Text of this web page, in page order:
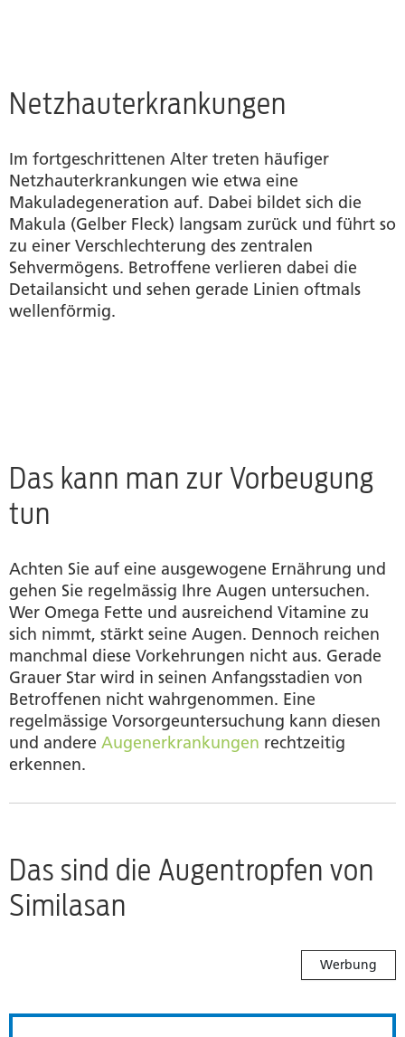
Netzhauterkrankungen
Im fortgeschrittenen Alter treten häufiger
Netzhauterkrankungen wie etwa eine
Makuladegeneration auf. Dabei bildet sich die
Makula (Gelber Fleck) langsam zurück und führt so
zu einer Verschlechterung des zentralen
Sehvermögens. Betroffene verlieren dabei die
Detailansicht und sehen gerade Linien oftmals
wellenförmig.
Das kann man zur Vorbeugung
tun
Achten Sie auf eine ausgewogene Ernährung und
gehen Sie regelmässig Ihre Augen untersuchen.
Wer Omega Fette und ausreichend Vitamine zu
sich nimmt, stärkt seine Augen. Dennoch reichen
manchmal diese Vorkehrungen nicht aus. Gerade
Grauer Star wird in seinen Anfangsstadien von
Betroffenen nicht wahrgenommen. Eine
regelmässige Vorsorgeuntersuchung kann diesen
und andere Augenerkrankungen rechtzeitig
erkennen.
Das sind die Augentropfen von
Similasan
Werbung